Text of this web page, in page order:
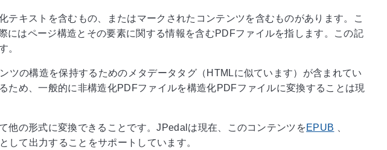
テキストを含むもの、またはマークされたコンテンツを含むものがあります。こ
にはページ構造とその要素に関する情報を含むPDFファイルを指します。この記
。
ツの構造を保持するためのメタデータタグ（HTMLに似ています）が含まれてい
ため、一般的に非構造化PDFファイルを構造化PDFファイルに変換することは現
他の形式に変換できることです。JPedalは現在、このコンテンツをEPUB
として出力することをサポートしています。